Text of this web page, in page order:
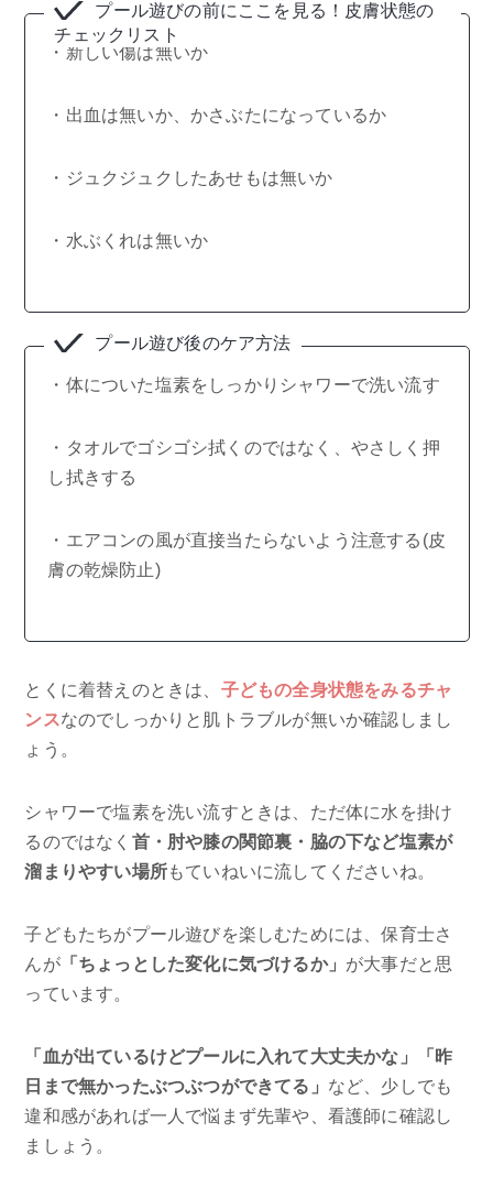
プール遊びの前にここを見る！皮膚状態の
チェックリスト
・新しい傷は無いか
・出血は無いか、かさぶたになっているか
・ジュクジュクしたあせもは無いか
・水ぶくれは無いか
プール遊び後のケア方法
・体についた塩素をしっかりシャワーで洗い流す
・タオルでゴシゴシ拭くのではなく、やさしく押
し拭きする
・エアコンの風が直接当たらないよう注意する(皮
膚の乾燥防止)
とくに着替えのときは、 子どもの全身状態をみるチャ
ンスなのでしっかりと肌トラブルが無いか確認しまし
ょう。
シャワーで塩素を洗い流すときは、ただ体に水を掛け
るのではなく 首・肘や膝の関節裏・脇の下など塩素が
溜まりやすい場所もていねいに流してくださいね。
子どもたちがプール遊びを楽しむためには、保育士さ
んが「ちょっとした変化に気づけるか」 が大事だと思
っています。
「血が出ているけどプールに入れて大丈夫かな」「昨
日まで無かったぶつぶつができてる」 など、少しでも
違和感があれば一人で悩まず先輩や、看護師に確認し
ましょう。